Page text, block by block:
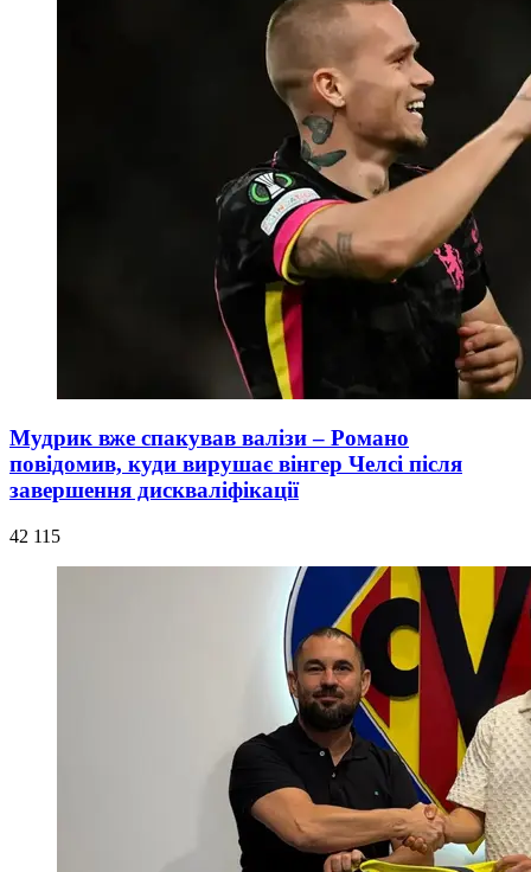
Мудрик вже спакував валізи – Романо
повідомив, куди вирушає вінгер Челсі після
завершення дискваліфікації
42 115